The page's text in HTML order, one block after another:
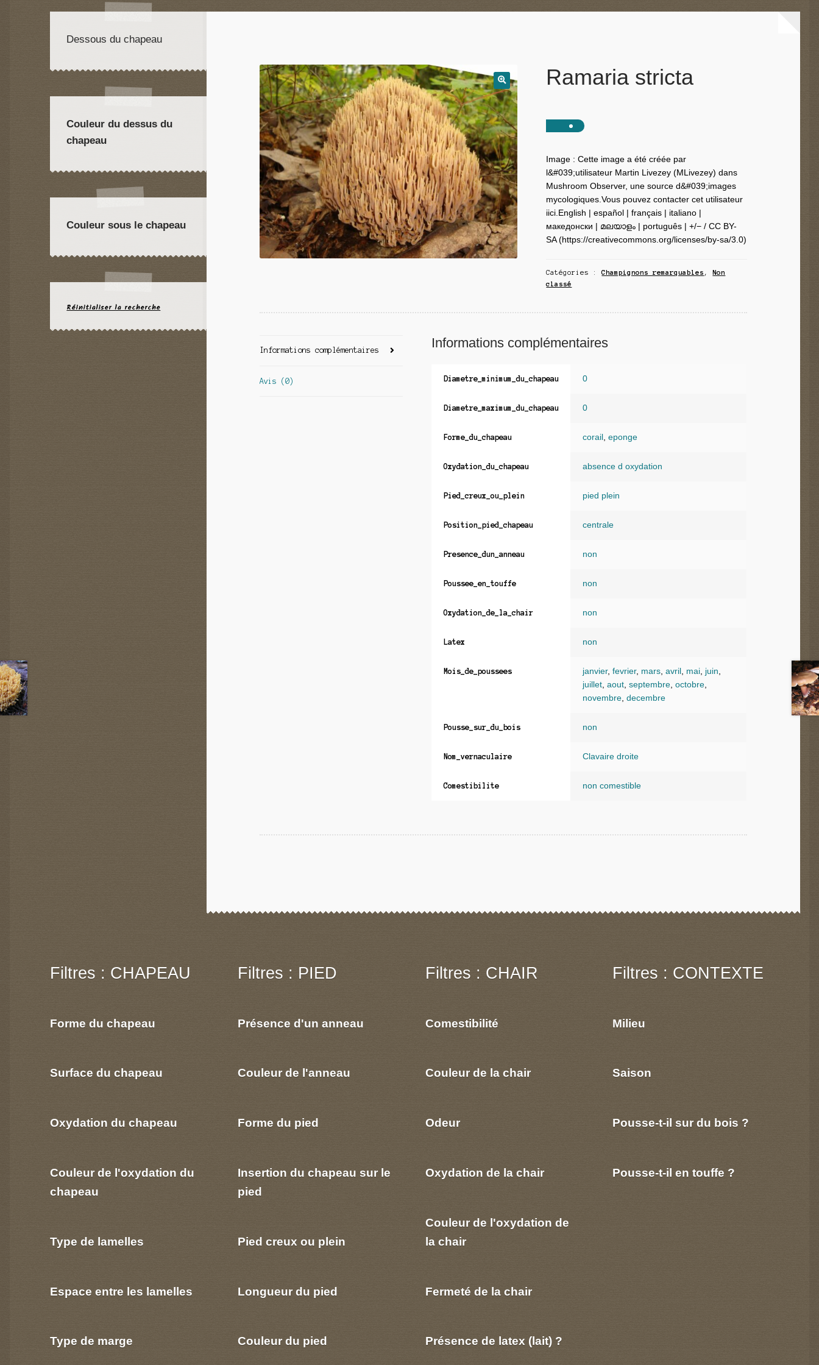
Ramaria stricta
Image : Cette image a été créée par
l&#039;utilisateur Martin Livezey (MLivezey) dans
Mushroom Observer, une source d&#039;images
mycologiques.Vous pouvez contacter cet utilisateur
iici.English | español | français | italiano |
македонски | മലയാളം | português | +/− / CC BY-
SA (https://creativecommons.org/licenses/by-sa/3.0)
Catégories :Champignons remarquables ,Non
classé
Informations complémentaires
Avis (0)
Informations complémentaires
Diametre_minimum_du_chapeau 0
Diametre_maximum_du_chapeau 0
Forme_du_chapeau corail, eponge
Oxydation_du_chapeau absence d oxydation
Pied_creux_ou_plein pied plein
Position_pied_chapeau centrale
Presence_dun_anneau non
Poussee_en_touffe non
Oxydation_de_la_chair non
Latex non
Mois_de_poussees janvier, fevrier, mars, avril, mai, juin
juillet, aout, septembre, octobre,
novembre, decembre
Pousse_sur_du_bois non
Nom_vernaculaire Clavaire droite
Comestibilite non comestible
Dessous du chapeau
Couleur du dessus du
chapeau
Couleur sous le chapeau
Réinitialiser la recherche
Filtres : CHAPEAU
Forme du chapeau
Surface du chapeau
Oxydation du chapeau
Couleur de l'oxydation du
chapeau
Type de lamelles
Espace entre les lamelles
Type de marge
Filtres : PIED
Présence d'un anneau
Couleur de l'anneau
Forme du pied
Insertion du chapeau sur le
pied
Pied creux ou plein
Longueur du pied
Couleur du pied
Filtres : CHAIR
Comestibilité
Couleur de la chair
Odeur
Oxydation de la chair
Couleur de l'oxydation de
la chair
Fermeté de la chair
Présence de latex (lait) ?
Filtres : CONTEXTE
Milieu
Saison
Pousse-t-il sur du bois ?
Pousse-t-il en touffe ?